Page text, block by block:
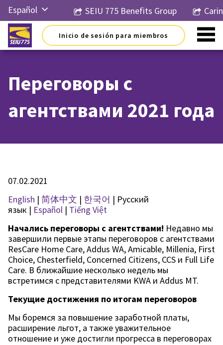
contenido
Español
English
Русский
한국어
Tiếng
Việt
SEIU 775 Benefits Group
Inicio de sesión para miembros
Переговоры с
агентствами 2021 года
07.02.2021
English | 简体中文 | 한국어 | Русский
язык | Español | Tiếng Việt
Начались переговоры с агентствами! Недавно мы
завершили первые этапы переговоров с агентствами
ResCare Home Care, Addus WA, Amicable, Millenia, First
Choice, Chesterfield, Concerned Citizens, CCS и Full Life
Care. В ближайшие несколько недель мы
встретимся с представителями KWA и Addus MT.
Текущие достижения по итогам переговоров
Мы боремся за повышение заработной платы,
расширение льгот, а также уважительное
отношение и уже достигли прогресса в переговорах